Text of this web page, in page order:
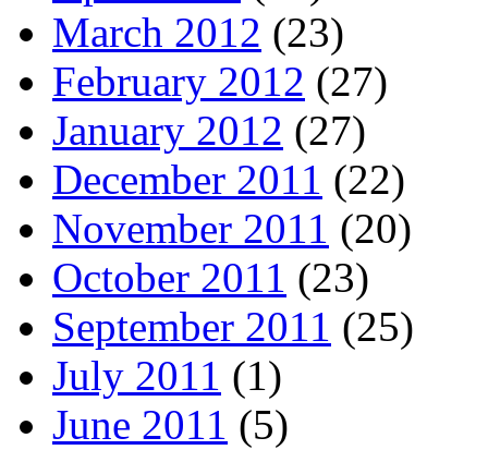
March 2012 (23)
February 2012 (27)
January 2012 (27)
December 2011 (22)
November 2011 (20)
October 2011 (23)
September 2011 (25)
July 2011 (1)
June 2011 (5)